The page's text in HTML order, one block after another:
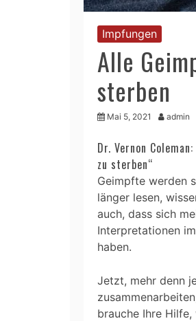
Impfungen
Alle
sterben
Mai 5, 2021 admin
Dr. Vernon
zu sterben“
Geimpfte werden
länger lesen,
auch, dass sich
Interpretationen
haben.
Jetzt, mehr denn
brauche Ihre